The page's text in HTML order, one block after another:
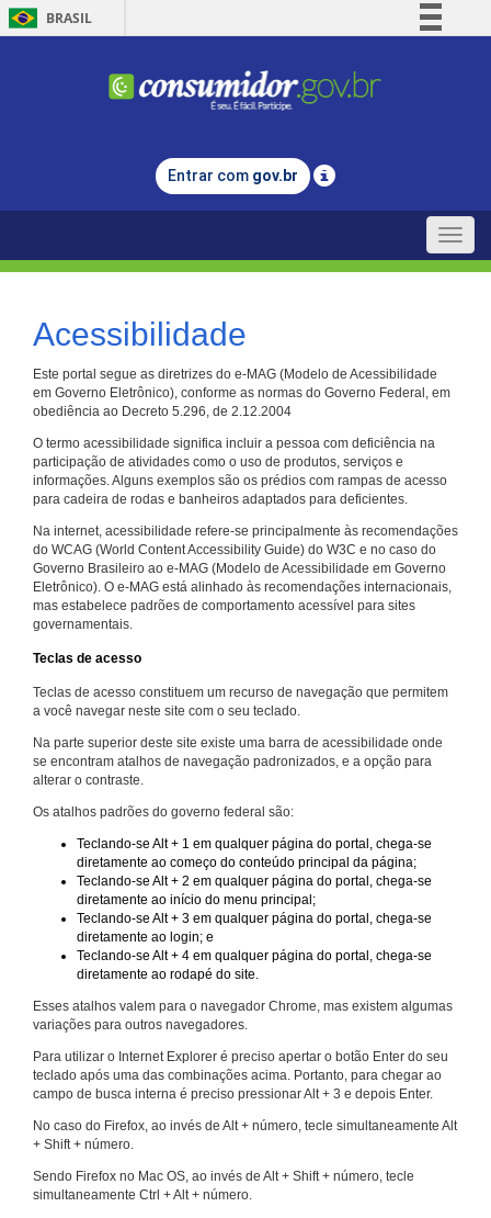
BRASIL
Comunica BR
Legislação
Entrar com gov.br
Toggle
Acessibilidade
Este portal segue as diretrizes do e-MAG (Modelo de Acessibilidade
em Governo Eletrônico), conforme as normas do Governo Federal, em
obediência ao Decreto 5.296, de 2.12.2004
O termo acessibilidade significa incluir a pessoa com deficiência na
participação de atividades como o uso de produtos, serviços e
informações. Alguns exemplos são os prédios com rampas de acesso
para cadeira de rodas e banheiros adaptados para deficientes.
Na internet, acessibilidade refere-se principalmente às recomendações
do WCAG (World Content Accessibility Guide) do W3C e no caso do
Governo Brasileiro ao e-MAG (Modelo de Acessibilidade em Governo
Eletrônico). O e-MAG está alinhado às recomendações internacionais,
mas estabelece padrões de comportamento acessível para sites
governamentais.
Teclas de acesso
Teclas de acesso constituem um recurso de navegação que permitem
a você navegar neste site com o seu teclado.
Na parte superior deste site existe uma barra de acessibilidade onde
se encontram atalhos de navegação padronizados, e a opção para
alterar o contraste.
Os atalhos padrões do governo federal são:
Teclando-se Alt + 1 em qualquer página do portal, chega-se
diretamente ao começo do conteúdo principal da página;
Teclando-se Alt + 2 em qualquer página do portal, chega-se
diretamente ao início do menu principal;
Teclando-se Alt + 3 em qualquer página do portal, chega-se
diretamente ao login; e
Teclando-se Alt + 4 em qualquer página do portal, chega-se
diretamente ao rodapé do site.
Esses atalhos valem para o navegador Chrome, mas existem algumas
variações para outros navegadores.
Para utilizar o Internet Explorer é preciso apertar o botão Enter do seu
teclado após uma das combinações acima. Portanto, para chegar ao
campo de busca interna é preciso pressionar Alt + 3 e depois Enter.
No caso do Firefox, ao invés de Alt + número, tecle simultaneamente Alt
+ Shift + número.
Sendo Firefox no Mac OS, ao invés de Alt + Shift + número, tecle
simultaneamente Ctrl + Alt + número.